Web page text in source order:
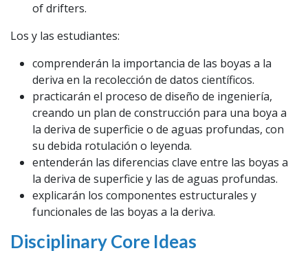
of drifters.
Los y las estudiantes:
comprenderán la importancia de las boyas a la
deriva en la recolección de datos científicos.
practicarán el proceso de diseño de ingeniería,
creando un plan de construcción para una boya a
la deriva de superficie o de aguas profundas, con
su debida rotulación o leyenda.
entenderán las diferencias clave entre las boyas a
la deriva de superficie y las de aguas profundas.
explicarán los componentes estructurales y
funcionales de las boyas a la deriva.
Disciplinary Core Ideas